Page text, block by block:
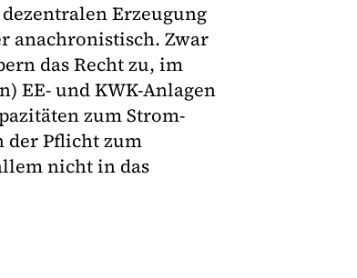
Erzeugung
anachronistisch. Zwar
das Recht zu, im
EE- und KWK-Anlagen
zum Strom-
der Pflicht zum
nicht in das